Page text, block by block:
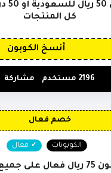
كل المنتجات
أنسخ الكوبون
2196 مستخدم مشاركة
خصم فعال
الكوبونات فعال
كود خصم نون 75 ريال فعال